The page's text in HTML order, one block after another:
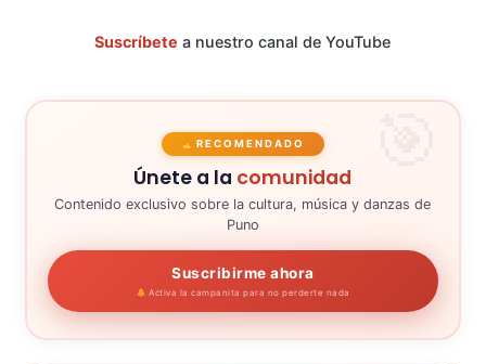
Suscríbete a nuestro canal de YouTube
RECOMENDADO
Únete a la comunidad
Contenido exclusivo sobre la cultura, música y danzas de
Puno
Suscribirme ahora
Activa la campanita para no perderte nada